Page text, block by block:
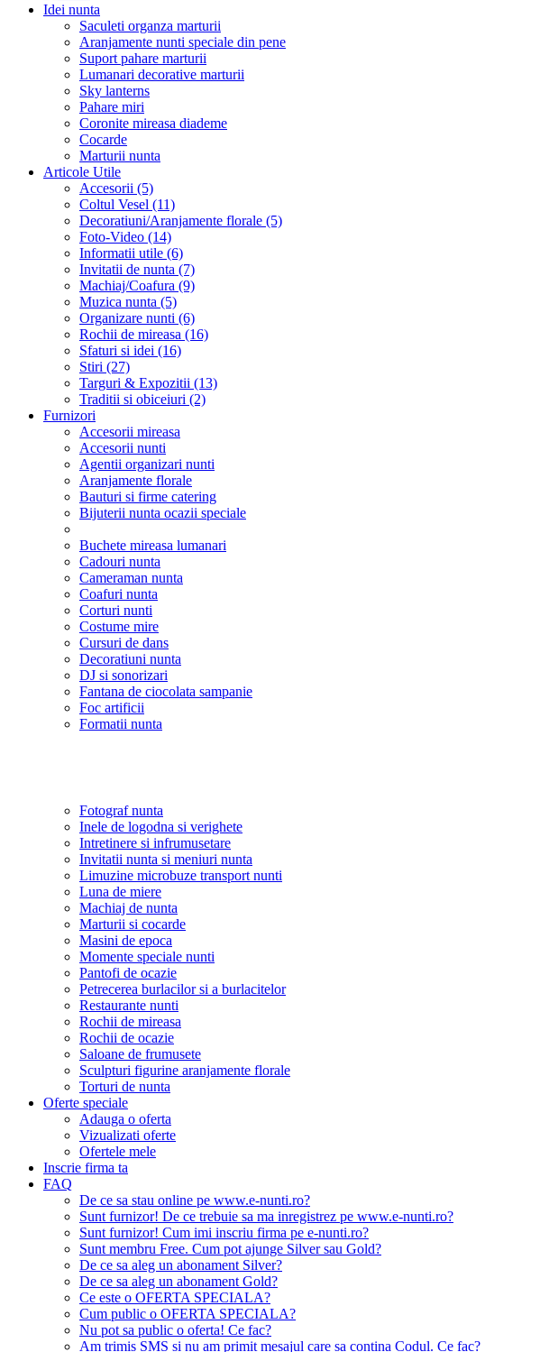
Idei nunta
Saculeti organza marturii
Aranjamente nunti speciale din pene
Suport pahare marturii
Lumanari decorative marturii
Sky lanterns
Pahare miri
Coronite mireasa diademe
Cocarde
Marturii nunta
Articole Utile
Accesorii (5)
Coltul Vesel (11)
Decoratiuni/Aranjamente florale (5)
Foto-Video (14)
Informatii utile (6)
Invitatii de nunta (7)
Machiaj/Coafura (9)
Muzica nunta (5)
Organizare nunti (6)
Rochii de mireasa (16)
Sfaturi si idei (16)
Stiri (27)
Targuri & Expozitii (13)
Traditii si obiceiuri (2)
Furnizori
Accesorii mireasa
Accesorii nunti
Agentii organizari nunti
Aranjamente florale
Bauturi si firme catering
Bijuterii nunta ocazii speciale
Buchete mireasa lumanari
Cadouri nunta
Cameraman nunta
Coafuri nunta
Corturi nunti
Costume mire
Cursuri de dans
Decoratiuni nunta
DJ si sonorizari
Fantana de ciocolata sampanie
Foc artificii
Formatii nunta
Fotograf nunta
Inele de logodna si verighete
Intretinere si infrumusetare
Invitatii nunta si meniuri nunta
Limuzine microbuze transport nunti
Luna de miere
Machiaj de nunta
Marturii si cocarde
Masini de epoca
Momente speciale nunti
Pantofi de ocazie
Petrecerea burlacilor si a burlacitelor
Restaurante nunti
Rochii de mireasa
Rochii de ocazie
Saloane de frumusete
Sculpturi figurine aranjamente florale
Torturi de nunta
Oferte speciale
Adauga o oferta
Vizualizati oferte
Ofertele mele
Inscrie firma ta
FAQ
De ce sa stau online pe www.e-nunti.ro?
Sunt furnizor! De ce trebuie sa ma inregistrez pe www.e-nunti.ro?
Sunt furnizor! Cum imi inscriu firma pe e-nunti.ro?
Sunt membru Free. Cum pot ajunge Silver sau Gold?
De ce sa aleg un abonament Silver?
De ce sa aleg un abonament Gold?
Ce este o OFERTA SPECIALA?
Cum public o OFERTA SPECIALA?
Nu pot sa public o oferta! Ce fac?
Am trimis SMS si nu am primit mesajul care sa contina Codul. Ce fac?